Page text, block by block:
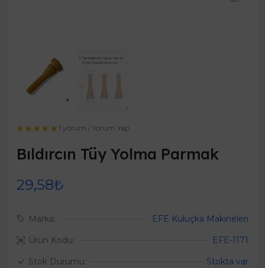
1 yorum /Yorum Yap
Bıldırcın Tüy Yolma Parmak
29,58₺
Marka:
EFE Kuluçka Makineleri
Ürün Kodu:
EFE-1171
Stok Durumu:
Stokta var